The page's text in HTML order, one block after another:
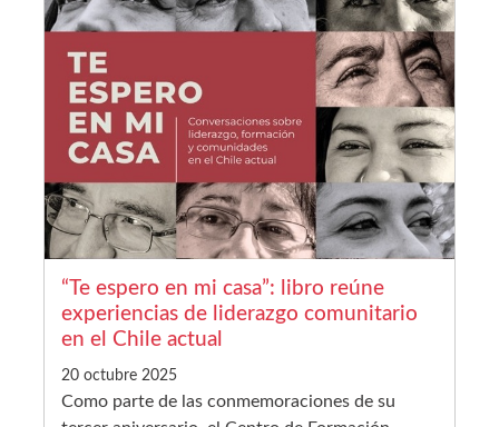
“Te espero en mi casa”: libro reúne
experiencias de liderazgo comunitario
en el Chile actual
20 octubre 2025
Como parte de las conmemoraciones de su